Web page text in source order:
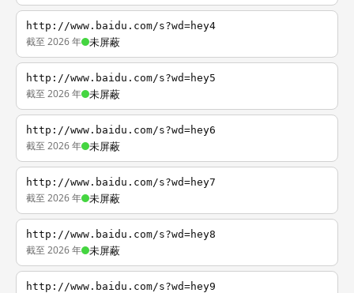
http://www.baidu.com/s?wd=hey4
截至 2026 年 未屏蔽
http://www.baidu.com/s?wd=hey5
截至 2026 年 未屏蔽
http://www.baidu.com/s?wd=hey6
截至 2026 年 未屏蔽
http://www.baidu.com/s?wd=hey7
截至 2026 年 未屏蔽
http://www.baidu.com/s?wd=hey8
截至 2026 年 未屏蔽
http://www.baidu.com/s?wd=hey9